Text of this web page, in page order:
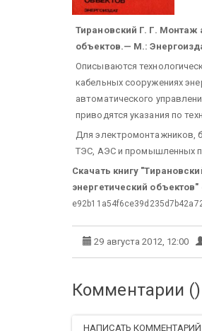
Тирановский Г. Г. Монтаж
объектов.— М.:
Описываются
кабельных сооружениях
автоматического
приводятся указания по
Для электромонтажников,
ТЭС, АЭС и промышленных
Скачать книгу
энергетический объектов"
29 августа 2012, 12:00
Комментарии ()
НАПИСАТЬ КОММЕНТАРИЙ